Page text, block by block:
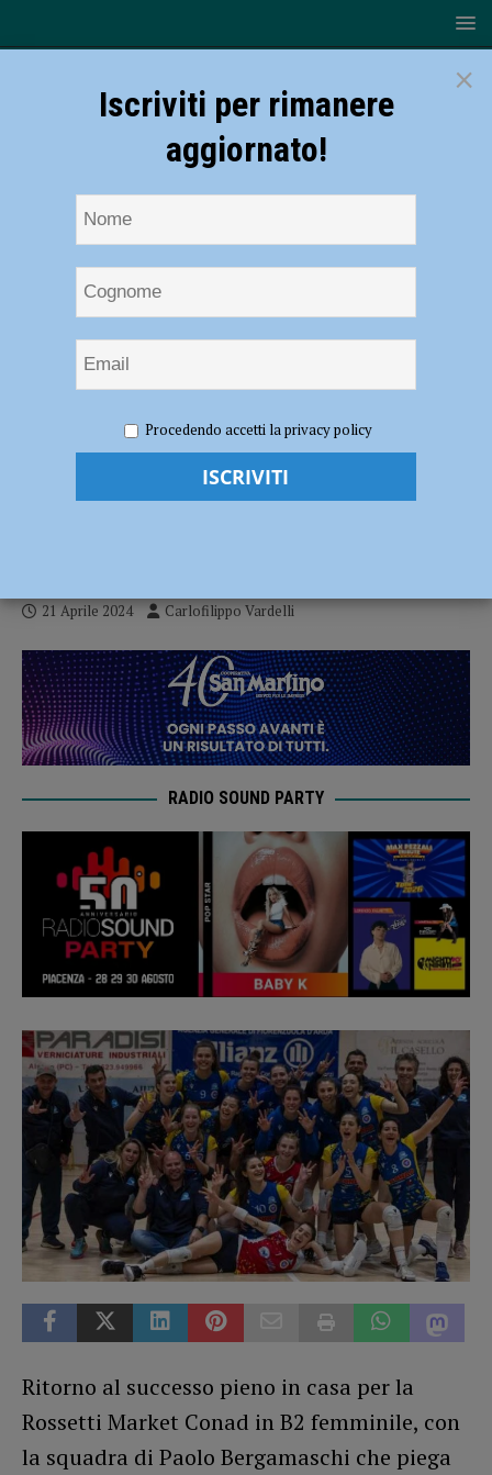
Conad torna a far festa piena in casa: 3-1 al Galaxy Collecchio
Volley, Serie B2 – La Rossetti Market
21 Aprile 2024 Carlofilippo Vardelli
RADIO SOUND PARTY
Ritorno al successo pieno in casa per la
Rossetti Market Conad in B2 femminile, con
la squadra di Paolo Bergamaschi che piega
×
Iscriviti per rimanere
aggiornato!
Procedendo accetti la privacy policy